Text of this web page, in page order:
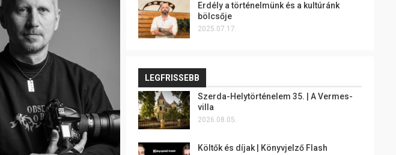
Erdély a történelmünk és a kultúránk
bölcsője
2025.07.17.
LEGFRISSEBB
Szerda-Helytörténelem 35. | A Vermes-
villa
2026.08.05.
Költők és díjak | Könyvjelző Flash